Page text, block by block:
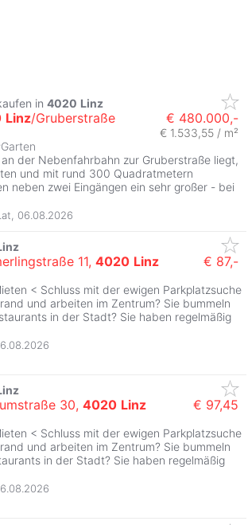
in 4020 Linz
Linz/Gruberstraße € 480.000,-
€ 1.533,55 / m²
Garten
der Nebenfahrbahn zur Gruberstraße liegt,
und mit rund 300 Quadratmetern
neben zwei Eingängen ein sehr großer - bei
, 06.08.2026
11, 4020 Linz € 87,-
< Schluss mit der ewigen Parkplatzsuche
und arbeiten im Zentrum? Sie bummeln
in der Stadt? Sie haben regelmäßig
30, 4020 Linz € 97,45
< Schluss mit der ewigen Parkplatzsuche
und arbeiten im Zentrum? Sie bummeln
in der Stadt? Sie haben regelmäßig